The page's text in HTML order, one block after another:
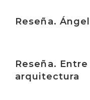
Reseña.
Reseña.
arquitectura